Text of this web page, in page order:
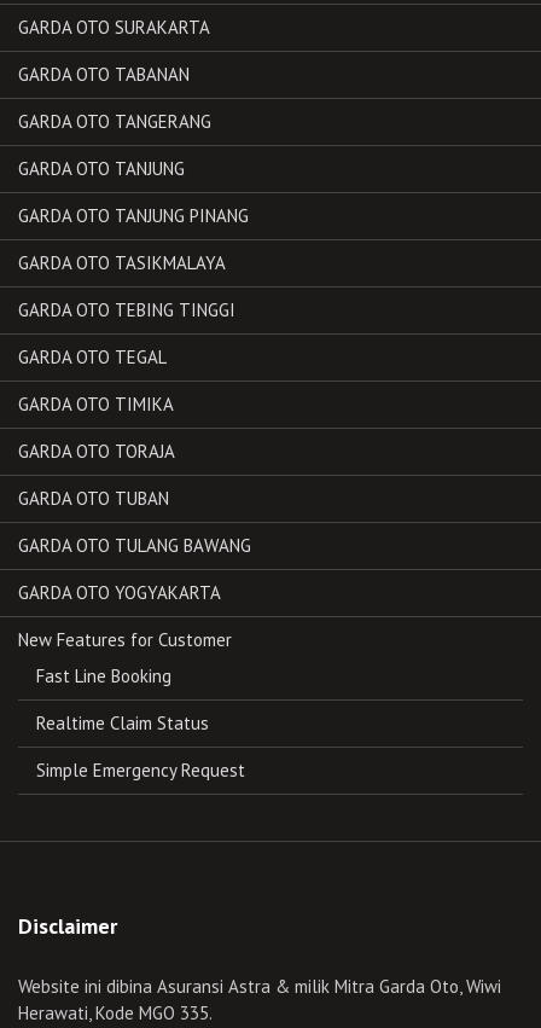
GARDA OTO SURAKARTA
GARDA OTO TABANAN
GARDA OTO TANGERANG
GARDA OTO TANJUNG
GARDA OTO TANJUNG PINANG
GARDA OTO TASIKMALAYA
GARDA OTO TEBING TINGGI
GARDA OTO TEGAL
GARDA OTO TIMIKA
GARDA OTO TORAJA
GARDA OTO TUBAN
GARDA OTO TULANG BAWANG
GARDA OTO YOGYAKARTA
New Features for Customer
Fast Line Booking
Realtime Claim Status
Simple Emergency Request
Disclaimer
Website ini dibina Asuransi Astra & milik Mitra Garda Oto, Wiwi
Herawati, Kode MGO 335.